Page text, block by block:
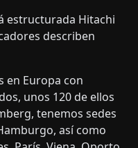
estructurada Hitachi
describen
en Europa con
unos 120 de ellos
tenemos sedes
así como